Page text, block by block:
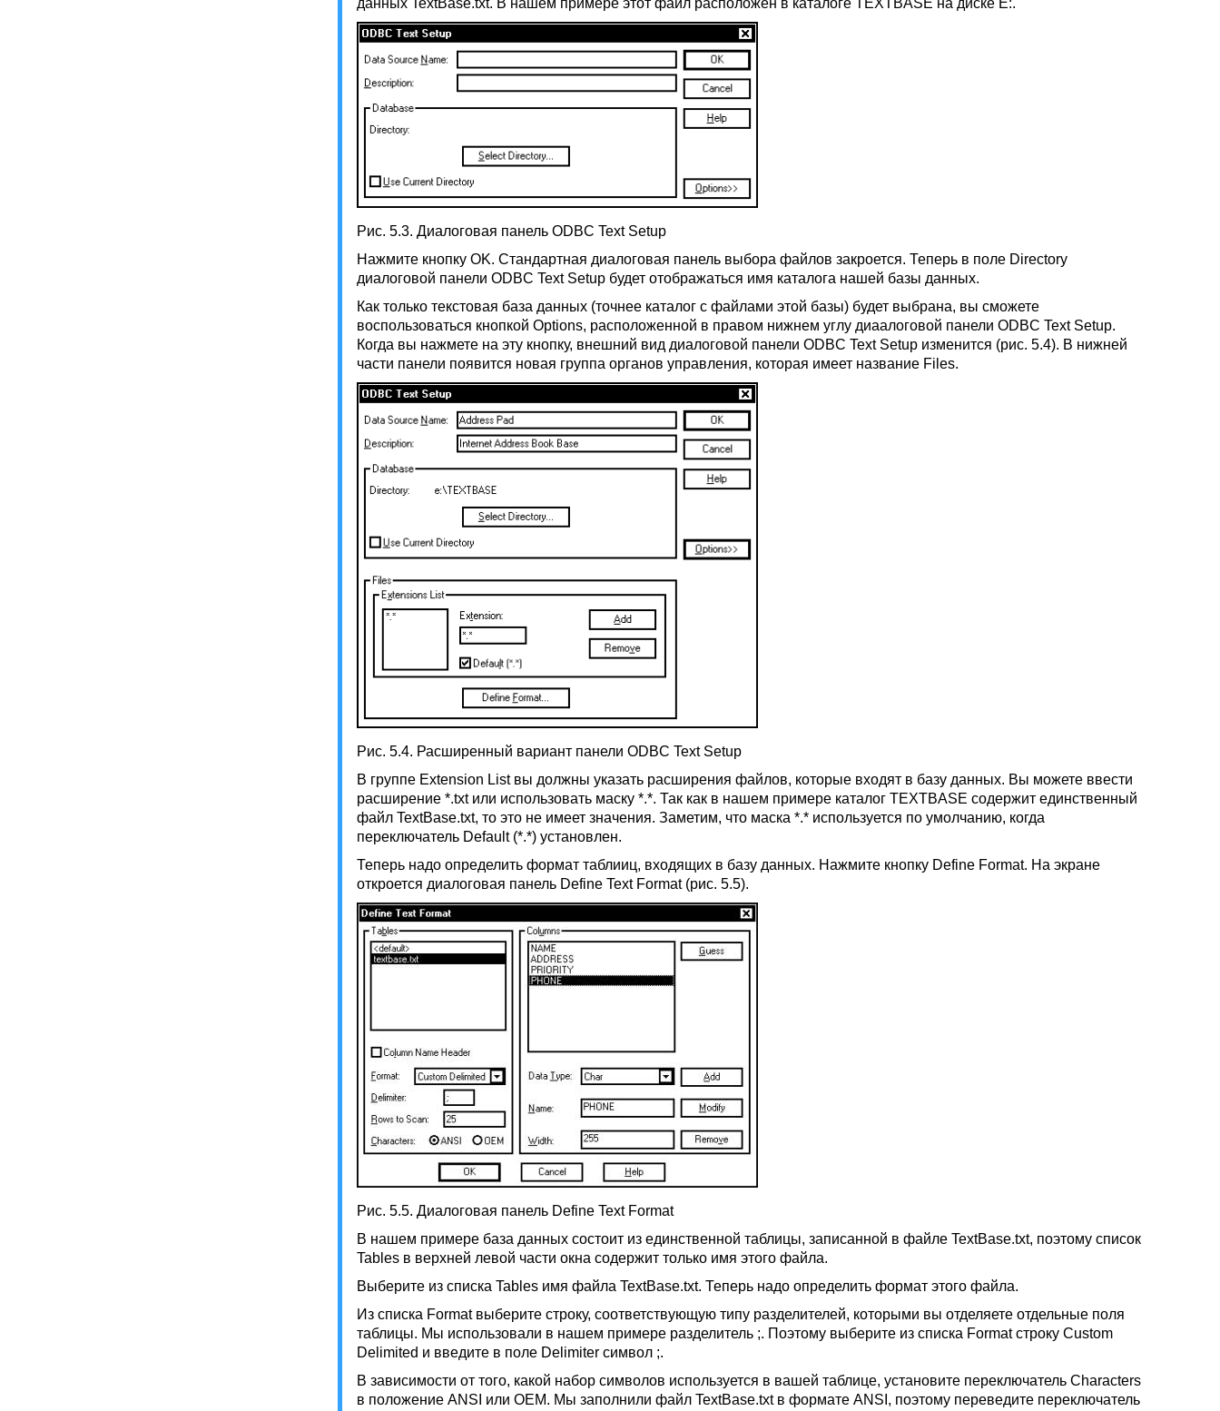
данных TextBase.txt. В нашем примере этот файл расположен в каталоге TEXTBASE на диске E:.
Рис. 5.3. Диалоговая панель ODBC Text Setup
Нажмите кнопку OK. Стандартная диалоговая панель выбора файлов закроется. Теперь в поле Directory
диалоговой панели ODBC Text Setup будет отображаться имя каталога нашей базы данных.
Как только текстовая база данных (точнее каталог с файлами этой базы) будет выбрана, вы сможете
воспользоваться кнопкой Options, расположенной в правом нижнем углу диаалоговой панели ODBC Text Setup.
Когда вы нажмете на эту кнопку, внешний вид диалоговой панели ODBC Text Setup изменится (рис. 5.4). В нижней
части панели появится новая группа органов управления, которая имеет название Files.
Рис. 5.4. Расширенный вариант панели ODBC Text Setup
В группе Extension List вы должны указать расширения файлов, которые входят в базу данных. Вы можете ввести
расширение *.txt или использовать маску *.*. Так как в нашем примере каталог TEXTBASE содержит единственный
файл TextBase.txt, то это не имеет значения. Заметим, что маска *.* используется по умолчанию, когда
переключатель Default (*.*) установлен.
Теперь надо определить формат таблииц, входящих в базу данных. Нажмите кнопку Define Format. На экране
откроется диалоговая панель Define Text Format (рис. 5.5).
Рис. 5.5. Диалоговая панель Define Text Format
В нашем примере база данных состоит из единственной таблицы, записанной в файле TextBase.txt, поэтому список
Tables в верхней левой части окна содержит только имя этого файла.
Выберите из списка Tables имя файла TextBase.txt. Теперь надо определить формат этого файла.
Из списка Format выберите строку, соответствующую типу разделителей, которыми вы отделяете отдельные поля
таблицы. Мы использовали в нашем примере разделитель ;. Поэтому выберите из списка Format строку Custom
Delimited и введите в поле Delimiter символ ;.
В зависимости от того, какой набор символов используется в вашей таблице, установите переключатель Characters
в положение ANSI или OEM. Мы заполнили файл TextBase.txt в формате ANSI, поэтому переведите переключатель